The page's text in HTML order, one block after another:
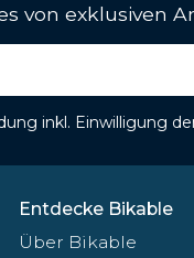
von exklusiven
inkl. Einwilligung
Entdecke Bikable
Über Bikable